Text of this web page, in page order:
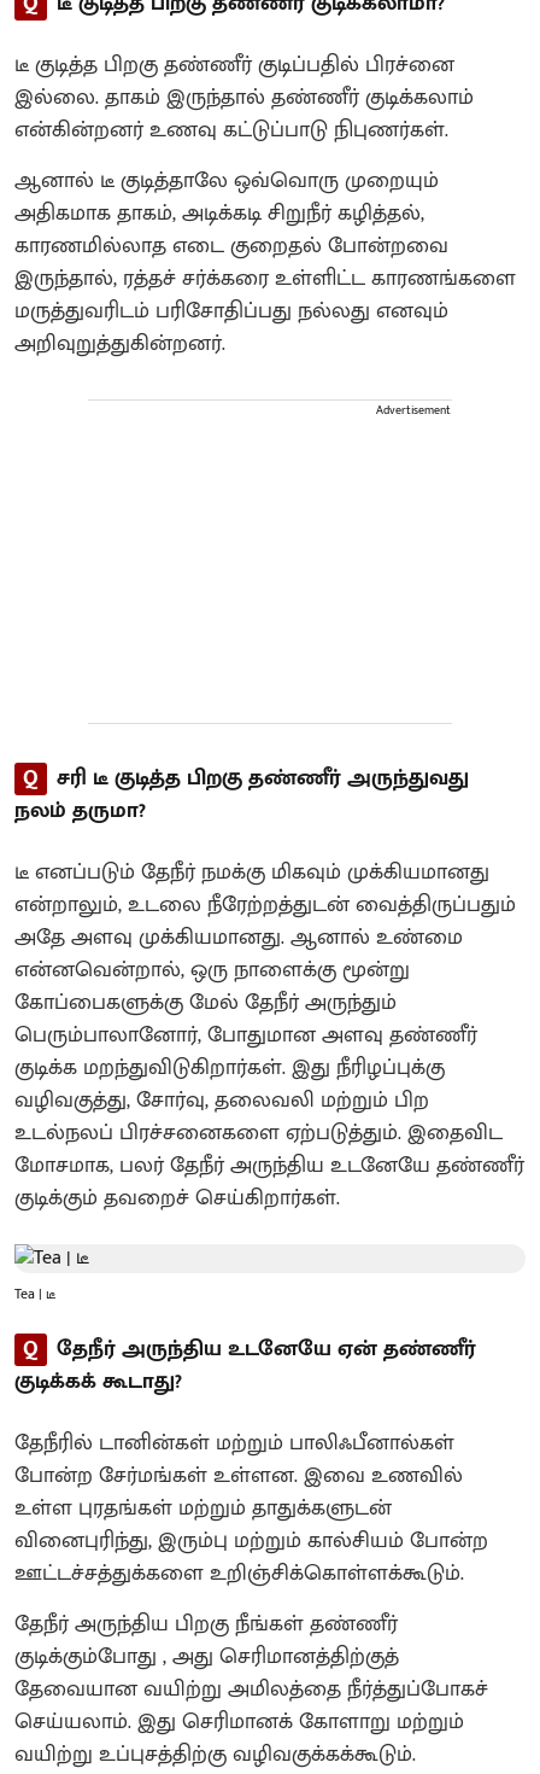
டீ குடித்த பிறகு தண்ணீர் குடிப்பதில் பிரச்னை
இல்லை. தாகம் இருந்தால் தண்ணீர் குடிக்கலாம்
என்கின்றனர் உணவு கட்டுப்பாடு நிபுணர்கள்.
ஆனால் டீ குடித்தாலே ஒவ்வொரு முறையும்
அதிகமாக தாகம், அடிக்கடி சிறுநீர் கழித்தல்,
காரணமில்லாத எடை குறைதல் போன்றவை
இருந்தால், ரத்தச் சர்க்கரை உள்ளிட்ட காரணங்களை
மருத்துவரிடம் பரிசோதிப்பது நல்லது எனவும்
அறிவுறுத்துகின்றனர்.
Advertisement
Q சரி டீ குடித்த பிறகு தண்ணீர் அருந்துவது
நலம் தருமா?
டீ எனப்படும் தேநீர் நமக்கு மிகவும் முக்கியமானது
என்றாலும், உடலை நீரேற்றத்துடன் வைத்திருப்பதும்
அதே அளவு முக்கியமானது. ஆனால் உண்மை
என்னவென்றால், ஒரு நாளைக்கு மூன்று
கோப்பைகளுக்கு மேல் தேநீர் அருந்தும்
பெரும்பாலானோர், போதுமான அளவு தண்ணீர்
குடிக்க மறந்துவிடுகிறார்கள். இது நீரிழப்புக்கு
வழிவகுத்து, சோர்வு, தலைவலி மற்றும் பிற
உடல்நலப் பிரச்சனைகளை ஏற்படுத்தும். இதைவிட
மோசமாக, பலர் தேநீர் அருந்திய உடனேயே தண்ணீர்
குடிக்கும் தவறைச் செய்கிறார்கள்.
Tea | டீ
Q தேநீர் அருந்திய உடனேயே ஏன் தண்ணீர்
குடிக்கக் கூடாது?
தேநீரில் டானின்கள் மற்றும் பாலிஃபீனால்கள்
போன்ற சேர்மங்கள் உள்ளன. இவை உணவில்
உள்ள புரதங்கள் மற்றும் தாதுக்களுடன்
வினைபுரிந்து, இரும்பு மற்றும் கால்சியம் போன்ற
ஊட்டச்சத்துக்களை உறிஞ்சிக்கொள்ளக்கூடும்.
தேநீர் அருந்திய பிறகு நீங்கள் தண்ணீர்
குடிக்கும்போது , ​​அது செரிமானத்திற்குத்
தேவையான வயிற்று அமிலத்தை நீர்த்துப்போகச்
செய்யலாம். இது செரிமானக் கோளாறு மற்றும்
வயிற்று உப்புசத்திற்கு வழிவகுக்கக்கூடும்.